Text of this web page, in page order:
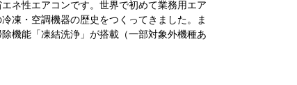
ネ性エアコンです。世界で初めて業務用エア
凍・空調機器の歴史をつくってきました。ま
機能「凍結洗浄」が搭載（一部対象外機種あ